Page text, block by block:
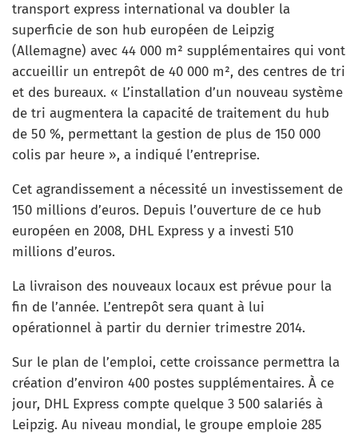
transport express international va doubler la
superficie de son hub européen de Leipzig
(Allemagne) avec 44 000 m² supplémentaires qui vont
accueillir un entrepôt de 40 000 m², des centres de tri
et des bureaux. « L’installation d’un nouveau système
de tri augmentera la capacité de traitement du hub
de 50 %, permettant la gestion de plus de 150 000
colis par heure », a indiqué l’entreprise.
Cet agrandissement a nécessité un investissement de
150 millions d’euros. Depuis l’ouverture de ce hub
européen en 2008, DHL Express y a investi 510
millions d’euros.
La livraison des nouveaux locaux est prévue pour la
fin de l’année. L’entrepôt sera quant à lui
opérationnel à partir du dernier trimestre 2014.
Sur le plan de l’emploi, cette croissance permettra la
création d’environ 400 postes supplémentaires. À ce
jour, DHL Express compte quelque 3 500 salariés à
Leipzig. Au niveau mondial, le groupe emploie 285